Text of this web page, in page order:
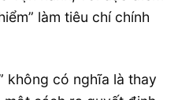
làm tiêu chí chính
không có nghĩa là thay